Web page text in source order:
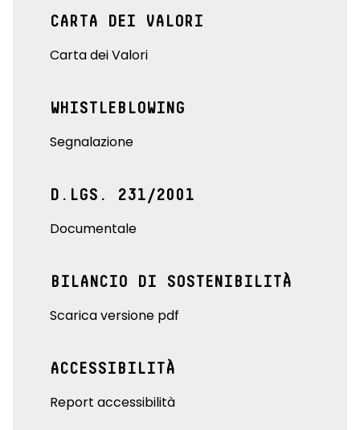
CARTA DEI VALORI
Carta dei Valori
WHISTLEBLOWING
Segnalazione
D.LGS. 231/2001
Documentale
BILANCIO DI SOSTENIBILITÀ
Scarica versione pdf
ACCESSIBILITÀ
Report accessibilità